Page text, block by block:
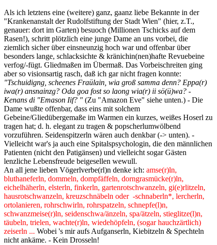
Als ich letztens eine (weitere) ganz, gaanz liebe Bekannte in der
"Krankenanstalt der Rudolfstiftung der Stadt Wien" (hier, z.T.,
genauer: dort im Garten) besuoch (Millionen Tschicks auf dem
Rasen!), schritt plötzlich eine junge Dame an uns vorbei, die
ziemlich sicher über einsneunzig hoch war und offenbar über
besonders lange, schlacksichte & kränichin(nen)hafte Revuebeine
verfog/-fügt. Gliedmaßen im Übermaß. Das Vorbeischreiten ging
aber so visionsartig rasch, daß ich gar nicht fragen konnte:
"Tschuidigng, scheenes Fraülain, wia groß samma denn? Eppa(r)
iwa(r) ansnainzg? Oda goa fost so laong wia(r) ii sö(ü)wa? -
Kenans di "Emason Iif? " (Zu "Amazon Eve" siehe unten.) - Die
Dame wußte offenbar, dass eins mit solchem
Gebeine/Gliedübergemaße im Warmen ein kurzes, weißes Hoserl zu
tragen hat; d. h. elegant zu tragen & popscherlumwölbend
vorzuführen. Seidenspitzerln wären auch denkbar (-> unten). -
Vielleicht war's ja auch eine Spitalspsychologin, die den männlichen
Patienten (nicht den Patigänsen) und vielleicht sogar Gästen
lenzliche Lebensfreude beigesellen wewull.
An all jene lieben Vögerlverbe(rl)n denke ich: amse(r)ln,
bluthaneferln, dommeln, dompfäffeln, dorngrasmücke(r)ln,
eichelhäherln, elsterln, finkerln, gartenrotschwanzeln, gi(e)rlitzeln,
hausrotschwanzeln, kreuzschnäbeln oder -schnaberln*, lercherln,
ortolanieren, rohrschwirln, rohrspatzeln, schnepfe(l)n,
schwanzmeise(r)ln, seidenschwa/änzeln, spa/ätzeln, stieglitze(l)n,
täubeln, trielen, wachte(r)ln, wiedehöpfeln, (sogar hauchzärtlich)
zeiserln ... Wobei 's mir aufs Aufganserln, Kiebitzeln & Spechteln
nicht ankäme. - Kein Drosseln!